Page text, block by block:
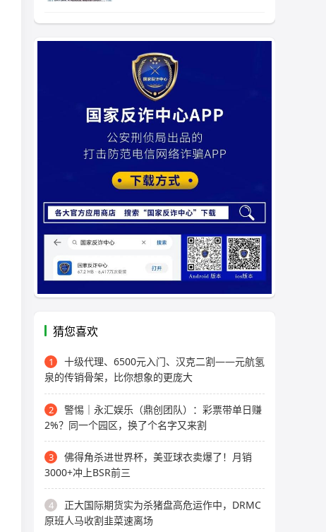
猜您喜欢
1
十级代理、6500元入门、汉克二割——元航氢
泉的传销骨架，比你想象的更庞大
2
警惕｜永汇娱乐（鼎创团队）：彩票带单日赚
2%？同一个园区，换了个名字又来割
3
佛得角杀进世界杯，美亚球衣卖爆了！月销
3000+冲上BSR前三
4
正大国际期货实为杀猪盘高危运作中，DRMC
原班人马收割韭菜速离场